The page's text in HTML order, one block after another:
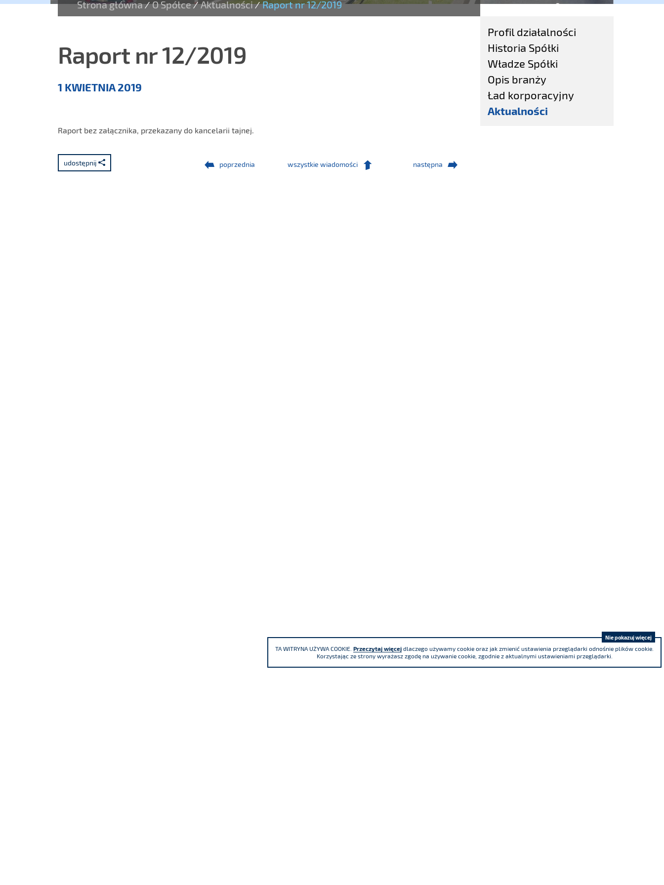
Strona główna/ O Spółce/ Aktualności/ Raport nr 12/2019
Raport nr 12/2019
1 KWIETNIA 2019
Raport bez załącznika, przekazany do kancelarii tajnej.
udostępnij poprzednia wszystkie wiadomości następna
Profil działalności
Historia Spółki
Władze Spółki
Opis branży
Ład korporacyjny
Aktualności
TA WITRYNA UŻYWA COOKIE. Przeczytaj więcej dlaczego używamy cookie oraz jak zmienić ustawienia przeglądarki odnośnie plików cookie.
Korzystając ze strony wyrażasz zgodę na używanie cookie, zgodnie z aktualnymi ustawieniami przeglądarki.
Nie pokazuj więcej